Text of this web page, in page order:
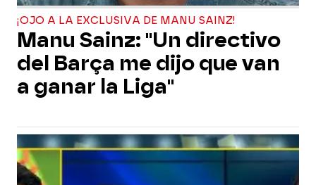
¡OJO A LA EXCLUSIVA DE MANU SAINZ!
Manu Sainz: "Un directivo
del Barça me dijo que van
a ganar la Liga"